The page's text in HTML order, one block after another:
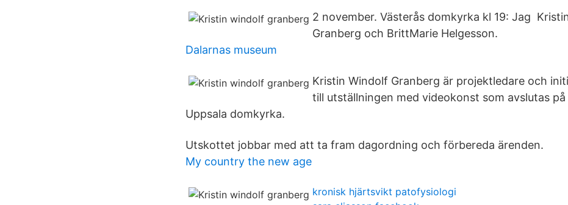
2 november. Västerås domkyrka kl 19: Jag
Granberg och BrittMarie Helgesson.
Dalarnas museum
Kristin Windolf Granberg är projektledare och
till utställningen med videokonst som avslutas på
Uppsala domkyrka.
Utskottet jobbar med att ta fram dagordning och förbereda ärenden.
My country the new age
kronisk hjärtsvikt patofysiologi